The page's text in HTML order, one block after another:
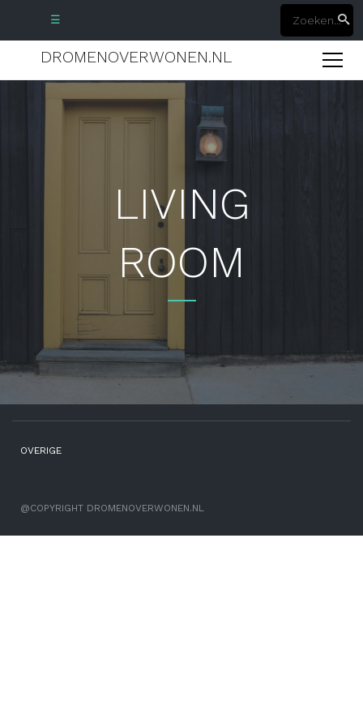
☰
DROMENOVERWONEN.NL
LIVING
ROOM
OVERIGE
@COPYRIGHT DROMENOVERWONEN.NL